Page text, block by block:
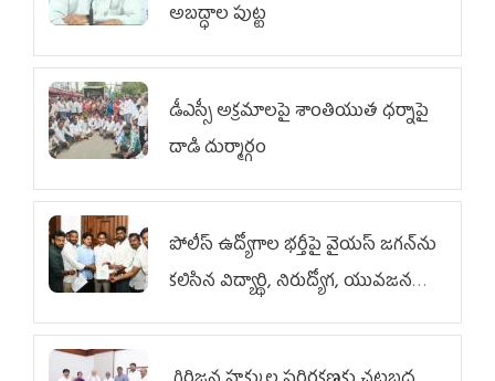
అబద్ధాల పుట్ట
డీఎస్సీ అక్రమాలపై శాంతియుత ధర్నాపై
దాడి దుర్మార్గం
పోలీస్ ఉద్యోగాల భర్తీపై వైయస్ జగన్‌ను
కలిసిన విద్యార్థి, నిరుద్యోగ, యువజన
జేఏసీ